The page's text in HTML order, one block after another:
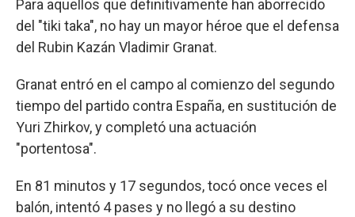
Para aquellos que definitivamente han aborrecido
del "tiki taka", no hay un mayor héroe que el defensa
del Rubin Kazán Vladimir Granat.
Granat entró en el campo al comienzo del segundo
tiempo del partido contra España, en sustitución de
Yuri Zhirkov, y completó una actuación
"portentosa".
En 81 minutos y 17 segundos, tocó once veces el
balón, intentó 4 pases y no llegó a su destino